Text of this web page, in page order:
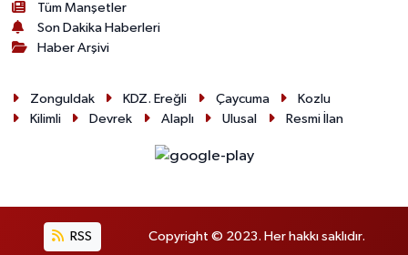
Tüm Manşetler
Son Dakika Haberleri
Haber Arşivi
Zonguldak KDZ. Ereğli Çaycuma
Kozlu
Kilimli
Devrek Alaplı Ulusal Resmi İlan
RSS Copyright © 2023. Her hakkı saklıdır.